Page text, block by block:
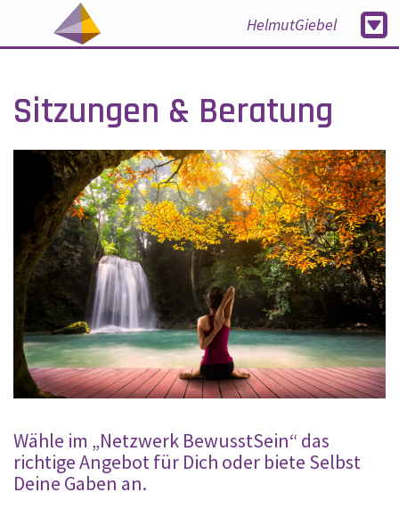
HelmutGiebel
Sitzungen & Beratung
Wähle im „Netzwerk BewusstSein“ das
richtige Angebot für Dich oder biete Selbst
Deine Gaben an.